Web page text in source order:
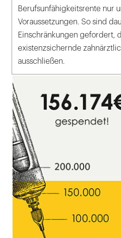
Berufsunfähigkeitsrente nur
Voraussetzungen. So sind
Einschränkungen gefordert,
existenzsichernde
ausschließen.